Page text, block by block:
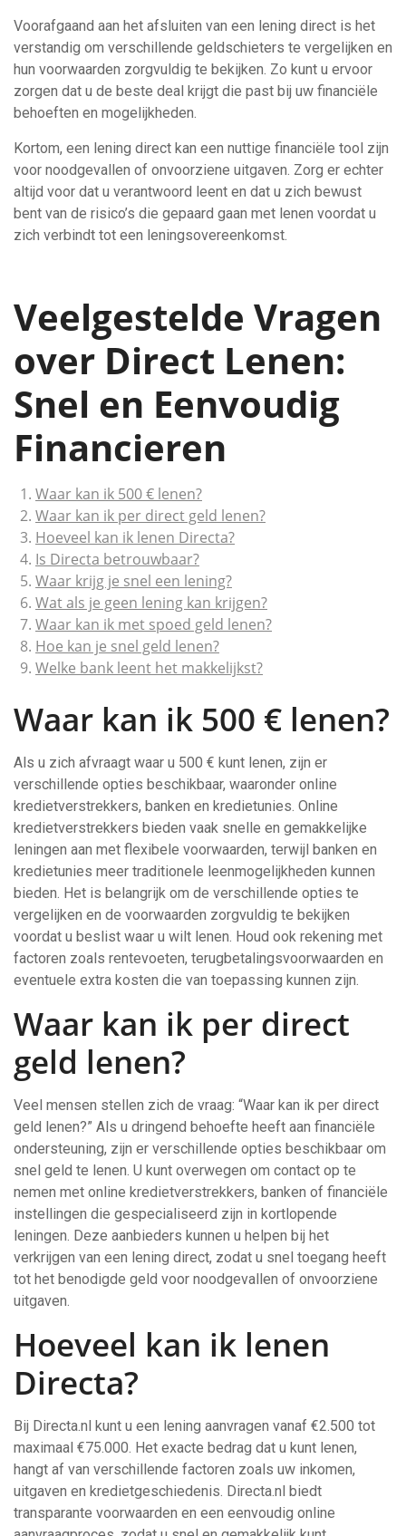
Voorafgaand aan het afsluiten van een lening direct is het
verstandig om verschillende geldschieters te vergelijken en
hun voorwaarden zorgvuldig te bekijken. Zo kunt u ervoor
zorgen dat u de beste deal krijgt die past bij uw financiële
behoeften en mogelijkheden.
Kortom, een lening direct kan een nuttige financiële tool zijn
voor noodgevallen of onvoorziene uitgaven. Zorg er echter
altijd voor dat u verantwoord leent en dat u zich bewust
bent van de risico’s die gepaard gaan met lenen voordat u
zich verbindt tot een leningsovereenkomst.
Veelgestelde Vragen
over Direct Lenen:
Snel en Eenvoudig
Financieren
Waar kan ik 500 € lenen?
Waar kan ik per direct geld lenen?
Hoeveel kan ik lenen Directa?
Is Directa betrouwbaar?
Waar krijg je snel een lening?
Wat als je geen lening kan krijgen?
Waar kan ik met spoed geld lenen?
Hoe kan je snel geld lenen?
Welke bank leent het makkelijkst?
Waar kan ik 500 € lenen?
Als u zich afvraagt waar u 500 € kunt lenen, zijn er
verschillende opties beschikbaar, waaronder online
kredietverstrekkers, banken en kredietunies. Online
kredietverstrekkers bieden vaak snelle en gemakkelijke
leningen aan met flexibele voorwaarden, terwijl banken en
kredietunies meer traditionele leenmogelijkheden kunnen
bieden. Het is belangrijk om de verschillende opties te
vergelijken en de voorwaarden zorgvuldig te bekijken
voordat u beslist waar u wilt lenen. Houd ook rekening met
factoren zoals rentevoeten, terugbetalingsvoorwaarden en
eventuele extra kosten die van toepassing kunnen zijn.
Waar kan ik per direct
geld lenen?
Veel mensen stellen zich de vraag: “Waar kan ik per direct
geld lenen?” Als u dringend behoefte heeft aan financiële
ondersteuning, zijn er verschillende opties beschikbaar om
snel geld te lenen. U kunt overwegen om contact op te
nemen met online kredietverstrekkers, banken of financiële
instellingen die gespecialiseerd zijn in kortlopende
leningen. Deze aanbieders kunnen u helpen bij het
verkrijgen van een lening direct, zodat u snel toegang heeft
tot het benodigde geld voor noodgevallen of onvoorziene
uitgaven.
Hoeveel kan ik lenen
Directa?
Bij Directa.nl kunt u een lening aanvragen vanaf €2.500 tot
maximaal €75.000. Het exacte bedrag dat u kunt lenen,
hangt af van verschillende factoren zoals uw inkomen,
uitgaven en kredietgeschiedenis. Directa.nl biedt
transparante voorwaarden en een eenvoudig online